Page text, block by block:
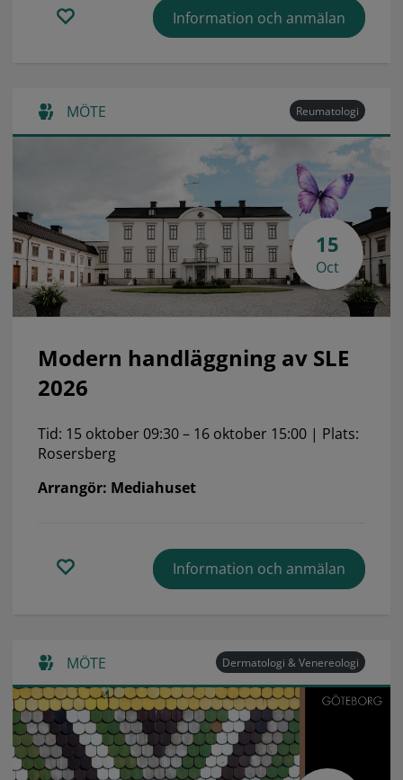
Information och anmälan
MÖTE Reumatologi
15
Oct
Modern handläggning av SLE
2026
Tid: 15 oktober 09:30 – 16 oktober 15:00 | Plats:
Rosersberg
Arrangör: Mediahuset
Information och anmälan
MÖTE Dermatologi & Venereologi